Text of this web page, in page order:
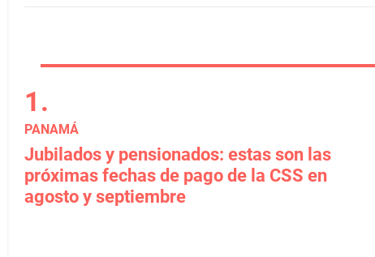
PANAMÁ
Jubilados y pensionados: estas son las
próximas fechas de pago de la CSS en
agosto y septiembre